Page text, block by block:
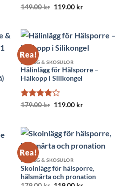
Betygsatt 5
149.00kr Det
149.00 kr.
119.00 krDet
119.00 kr.
Rea!
INLÄGG & SKOSULOR
Hälinlägg för Hälsporre –
Hälkopp i Silikongel
Betygsatt
179.00kr Det
179.00 kr.
119.00 krDet
119.00 kr.
Rea!
INLÄGG & SKOSULOR
Skoinlägg för hälsporre,
hälsmärta och pronation